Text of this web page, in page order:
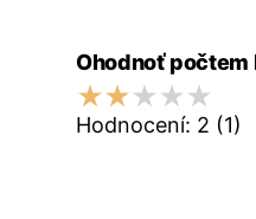
Ohodnoť počtem
Hodnocení: 2 (1)